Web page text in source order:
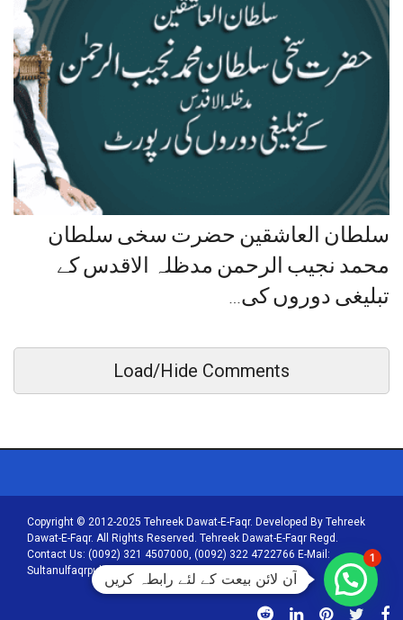
سلطان العاشقین حضرت سخی سلطان
محمد نجیب الرحمن مدظلہ الاقدس کے
تبلیغی دوروں کی…
Load/Hide Comments
Copyright © 2012-2025 Tehreek Dawat-E-Faqr. Developed By Tehreek
Dawat-E-Faqr. All Rights Reserved. Tehreek Dawat-E-Faqr Regd.
Contact Us: (0092) 321 4507000, (0092) 322 4722766 E-Mail:
Sultanulfaqrpublications@tehreekdawatefaqr.com
آن لائن بیعت کے لئے رابطہ کریں
1